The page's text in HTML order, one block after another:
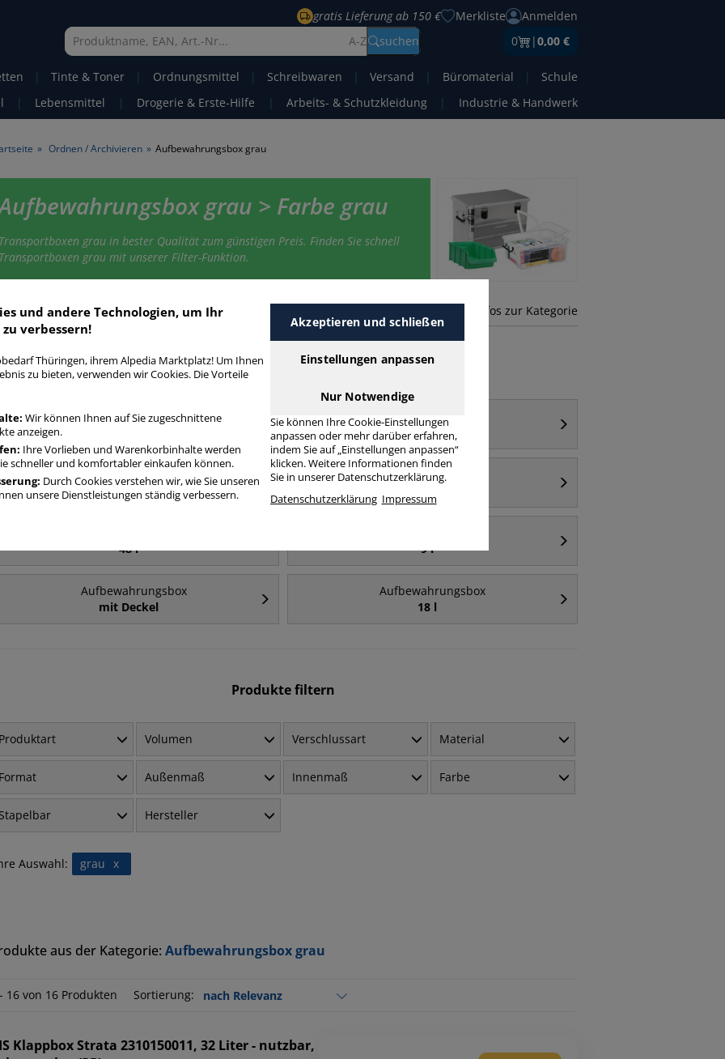
gratis Lieferung ab 150 € Merkliste
Anmelden
A-Z
suchen 0 |0,00 €
| Tinte & Toner | Ordnungsmittel | Schreibwaren | Versand | Büromaterial |
Schule
| Lebensmittel | Drogerie & Erste-Hilfe | Arbeits- & Schutzkleidung | Industrie & Handwerk
» Ordnen / Archivieren » Aufbewahrungsbox grau
grau > Farbe grau
grau in bester Qualität zum günstigen Preis. Finden Sie schnell
grau mit unserer Filter-Funktion.
grau mehr Infos zur Kategorie
Häufig gesucht
Aufbewahrungsbox
Aufbewahrungsbox
64 l
Aufbewahrungsbox
35 l
Aufbewahrungsbox
48 l
9 l
Aufbewahrungsbox
mit Deckel
Aufbewahrungsbox
18 l
Produkte filtern
Volumen Verschlussart Material
Außenmaß Innenmaß Farbe
Hersteller
Auswahl: x
grau
aus der Kategorie: Aufbewahrungsbox grau
16 von 16 Produkten Sortierung:
Klappbox Strata 2310150011, 32 Liter - nutzbar,
und andere Technologien, um Ihr
verbessern!
Thüringen, ihrem Alpedia Marktplatz! Um Ihnen
zu bieten, verwenden wir Cookies. Die Vorteile
Wir können Ihnen auf Sie zugeschnittene
anzeigen.
Ihre Vorlieben und Warenkorbinhalte werden
schneller und komfortabler einkaufen können.
Durch Cookies verstehen wir, wie Sie unseren
unsere Dienstleistungen ständig verbessern.
Akzeptieren und schließen
Einstellungen anpassen
Nur Notwendige
Sie können Ihre Cookie-Einstellungen
anpassen oder mehr darüber erfahren,
indem Sie auf „Einstellungen anpassen“
klicken. Weitere Informationen finden
Sie in unserer Datenschutzerklärung.
Datenschutzerklärung Impressum